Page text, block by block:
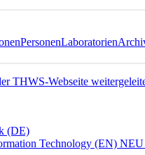
PersonenLaboratorien
(DE)
Technology (EN)